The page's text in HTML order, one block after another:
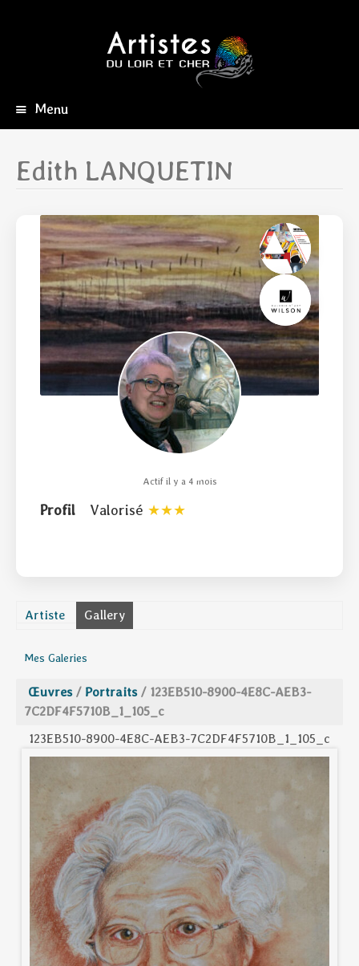
Menu
principal
Edith LANQUETIN
Actif il y a 4 mois
Profil Valorisé
Artiste Gallery
Mes Galeries
Œuvres / Portraits / 123EB510-8900-4E8C-AEB3-
7C2DF4F5710B_1_105_c
123EB510-8900-4E8C-AEB3-7C2DF4F5710B_1_105_c